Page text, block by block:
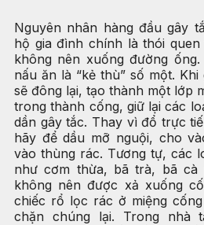
Nguyên nhân hàng đầu gây
hộ gia đình chính là thói
không nên xuống đường
nấu ăn là “kẻ thù” số một.
sẽ đông lại, tạo thành một lớp
trong thành cống, giữ lại các
dần gây tắc. Thay vì đổ trực
hãy để dầu mỡ nguội, cho
vào thùng rác. Tương tự, các
như cơm thừa, bã trà, bã
không nên được xả xuống
chiếc rổ lọc rác ở miệng
chặn chúng lại. Trong nhà